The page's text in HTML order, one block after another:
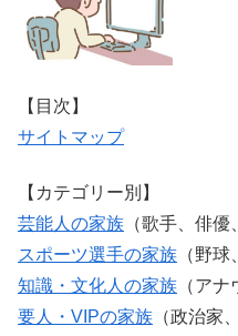
【目次】
サイトマップ
【カテゴリー別】
芸能人の家族 （歌手、俳優
スポーツ選手の家族 （野
知識・文化人の家族 （ア
要人・VIPの家族 （政治家